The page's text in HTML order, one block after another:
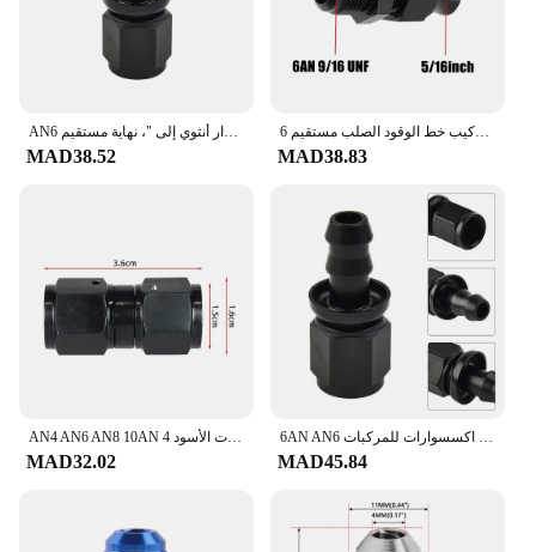
MAD38.52
محول تركيب خط الوقود الصلب مستقيم 6AN AN6 ذكر إلى 3/8 بوصة، 6AN AN6 ذكر إلى 5/16 بوصة محول ضغط تركيب خرطوم الأنبوب
MAD38.83
MAD32.02 MAD45.84